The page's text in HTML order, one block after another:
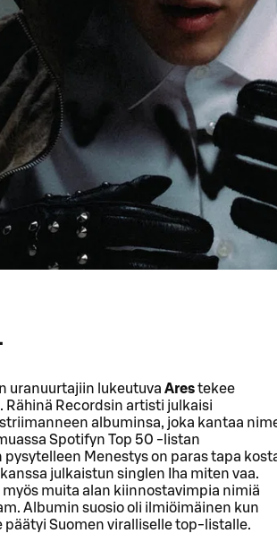
uranuurtajiin lukeutuva Arestekee
Recordsin artisti julkaisi
albuminsa, joka kantaa
Spotifyn Top 50 -listan
Menestys on paras tapa
julkaistun singlen Iha miten vaa.
muita alan kiinnostavimpia nimiä
Albumin suosio oli ilmiöimäinen kun
Suomen viralliselle top-listalle.